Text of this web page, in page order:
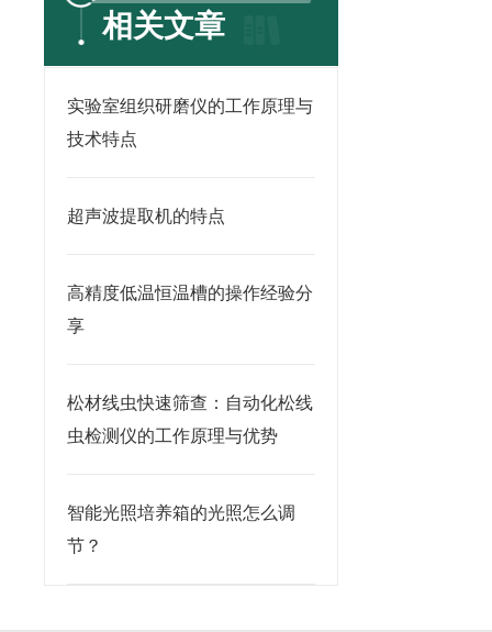
相关文章
实验室组织研磨仪的工作原理与
技术特点
超声波提取机的特点
高精度低温恒温槽的操作经验分
享
松材线虫快速筛查：自动化松线
虫检测仪的工作原理与优势
智能光照培养箱的光照怎么调
节？